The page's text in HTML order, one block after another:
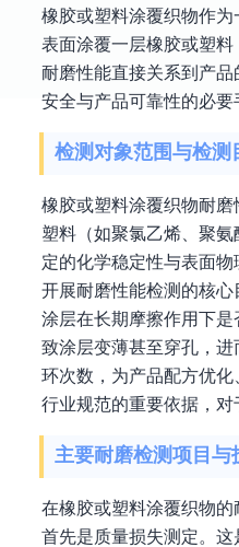
橡胶或塑料涂覆织物作
表面涂覆一层橡胶或塑
耐磨性能直接关系到产
安全与产品可靠性的必要
检测对象范围与检测
橡胶或塑料涂覆织物耐
塑料（如聚氯乙烯、聚
定的化学稳定性与表面物
开展耐磨性能检测的核
涂层在长期摩擦作用下
致涂层变薄甚至穿孔，
环次数，为产品配方优
行业规范的重要依据，对
主要耐磨检测项目与
在橡胶或塑料涂覆织物
首先是质量损失测定。